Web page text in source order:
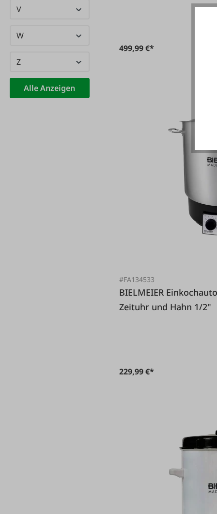
V
W
Z
Alle Anzeigen
499,99 €*
#FA134533
BIELMEIER Einkochautomat Edelstahl 29 lt. mit
Zeituhr und Hahn 1/2"
229,99 €*